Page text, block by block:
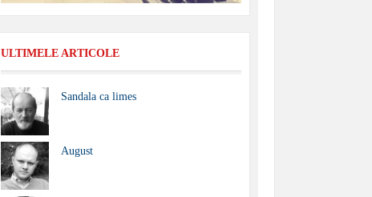
ULTIMELE ARTICOLE
Sandala ca limes
August